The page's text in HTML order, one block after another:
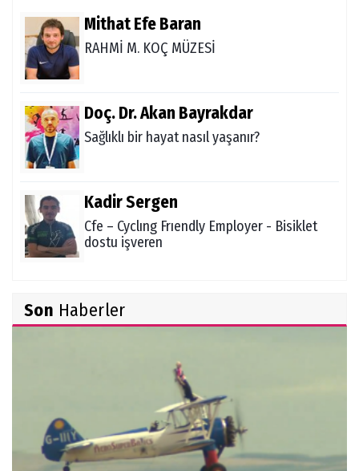
Mithat Efe Baran
RAHMİ M. KOÇ MÜZESİ
Doç. Dr. Akan Bayrakdar
Sağlıklı bir hayat nasıl yaşanır?
Kadir Sergen
Cfe – Cyclıng Frıendly Employer - Bisiklet
dostu işveren
Ocak 2021 Aylık Burç Yorumu
Ölüm ve Sonrası - "Herşeyi Yaratan
Son Haberler